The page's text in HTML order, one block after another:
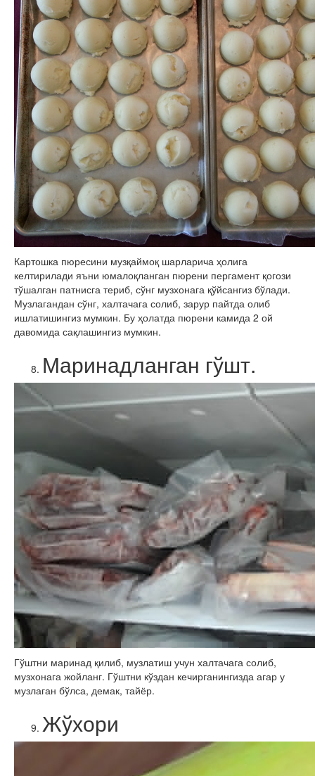
Картошка пюресини музқаймоқ шарларича ҳолига
келтирилади яъни юмалоқланган пюрени пергамент қогози
тўшалган патнисга териб, сўнг музхонага қўйсангиз бўлади.
Музлагандан сўнг, халтачага солиб, зарур пайтда олиб
ишлатишингиз мумкин. Бу ҳолатда пюрени камида 2 ой
давомида сақлашингиз мумкин.
Маринадланган гўшт.
Гўштни маринад қилиб, музлатиш учун халтачага солиб,
музхонага жойланг. Гўштни кўздан кечирганингизда агар у
музлаган бўлса, демак, тайёр.
Жўхори